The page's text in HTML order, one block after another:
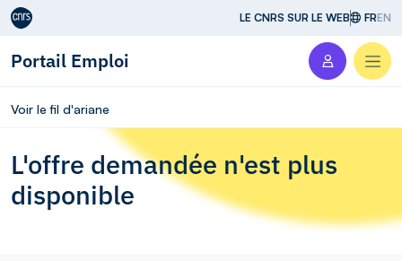
Aller au contenu LE CNRS SUR LE WEB FREN
Portail Emploi
Voir le fil d'ariane
L'offre demandée n'est plus
disponible